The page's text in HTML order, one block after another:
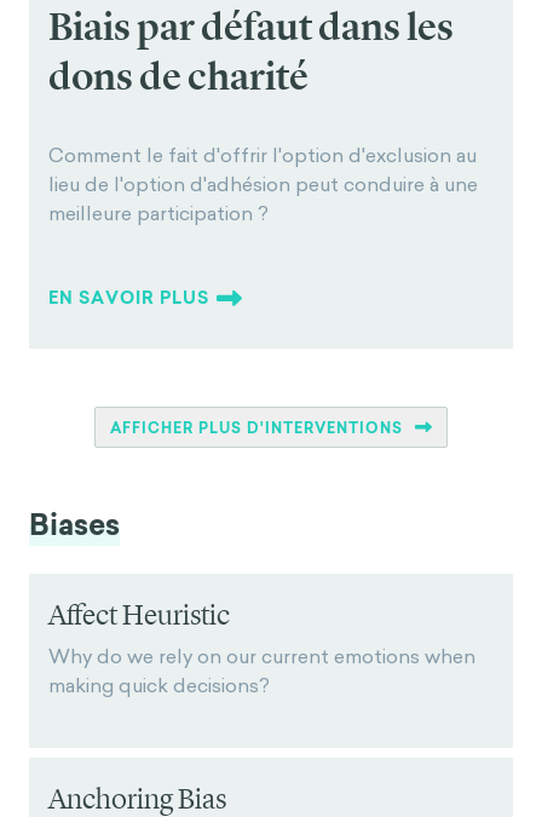
Biais par défaut dans les
dons de charité
Comment le fait d'offrir l'option d'exclusion au
lieu de l'option d'adhésion peut conduire à une
meilleure participation ?
EN SAVOIR PLUS
AFFICHER PLUS D'INTERVENTIONS
Biases
Affect Heuristic
Why do we rely on our current emotions when
making quick decisions?
Anchoring Bias